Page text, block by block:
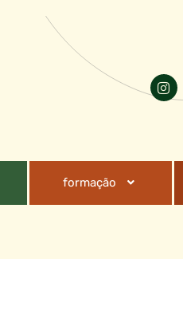
formação